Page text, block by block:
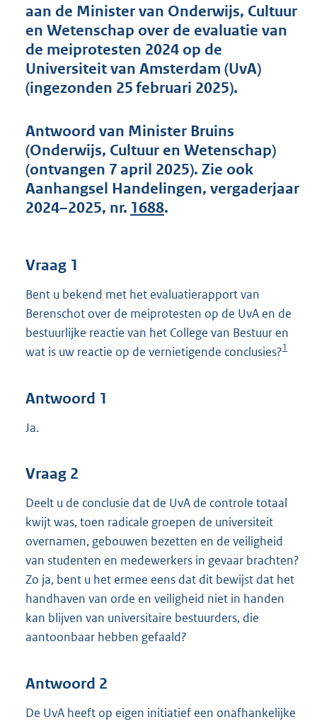
s
g
r
o
o
4
4
K
b
aan de Minister van Onderwijs, Cultuur
en Wetenschap over de evaluatie van
de meiprotesten 2024 op de
Universiteit van Amsterdam (UvA)
(ingezonden 25 februari 2025).
Antwoord van Minister Bruins
(Onderwijs, Cultuur en Wetenschap)
(ontvangen 7 april 2025). Zie ook
Aanhangsel Handelingen, vergaderjaar
2024–2025, nr. 1688.
Vraag 1
Bent u bekend met het evaluatierapport van
Berenschot over de meiprotesten op de UvA en de
bestuurlijke reactie van het College van Bestuur en
wat is uw reactie op de vernietigende conclusies?1
Antwoord 1
Ja.
Vraag 2
Deelt u de conclusie dat de UvA de controle totaal
kwijt was, toen radicale groepen de universiteit
overnamen, gebouwen bezetten en de veiligheid
van studenten en medewerkers in gevaar brachten?
Zo ja, bent u het ermee eens dat dit bewijst dat het
handhaven van orde en veiligheid niet in handen
kan blijven van universitaire bestuurders, die
aantoonbaar hebben gefaald?
Antwoord 2
De UvA heeft op eigen initiatief een onafhankelijke